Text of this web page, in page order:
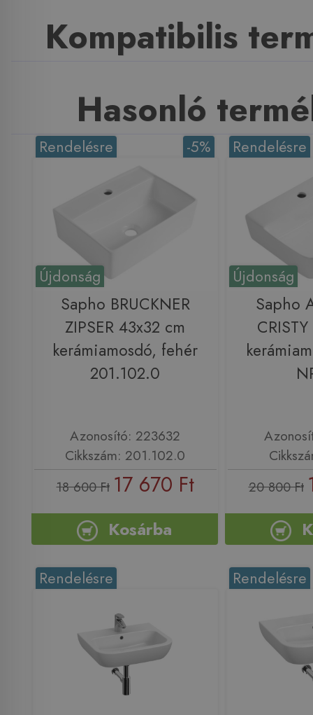
Kompatibilis
Hasonló
Újdonság
-5%
Rendelésre
Sapho BRUCKNER
ZIPSER 43x32 cm
kerámiamosdó, fehér
201.102.0
Azonosító: 223632
Cikkszám: 201.102.0
18 600 Ft 17 670 Ft
Kosárba
Újdonság
Rendelésre
Sapho
20 800 Ft
Rendelésre Rendelésre